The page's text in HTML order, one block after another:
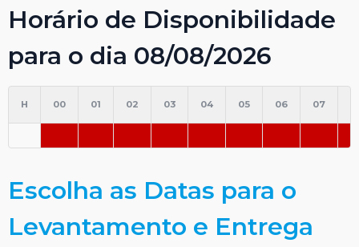
Horário de Disponibilidade
para o dia 08/08/2026
H 00 01 02 03 04 05 06 07
Escolha as Datas para o
Levantamento e Entrega